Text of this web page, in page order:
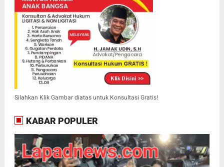
Silahkan Klik Gambar diatas untuk Konsultasi Gratis!
KABAR POPULER